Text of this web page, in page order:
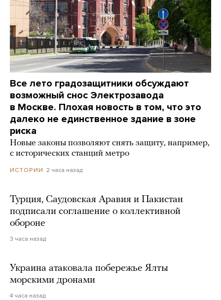
Все лето градозащитники обсуждают
возможный снос Электрозавода
в Москве. Плохая новость в том, что это
далеко не единственное здание в зоне
риска
Новые законы позволяют снять защиту, например,
с исторических станций метро
ИСТОРИИ 2 часа назад
Турция, Саудовская Аравия и Пакистан
подписали соглашение о коллективной
обороне
3 часа назад
Украина атаковала побережье Ялты
морскими дронами
4 часа назад